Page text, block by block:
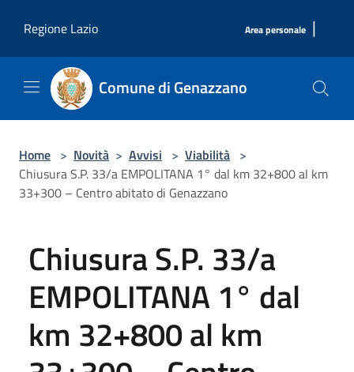
Regione Lazio
Area personale |
Comune di Genazzano
Home > Novità > Avvisi > Viabilità >
Chiusura S.P. 33/a EMPOLITANA 1° dal km 32+800 al km
33+300 – Centro abitato di Genazzano
Chiusura S.P. 33/a
EMPOLITANA 1° dal
km 32+800 al km